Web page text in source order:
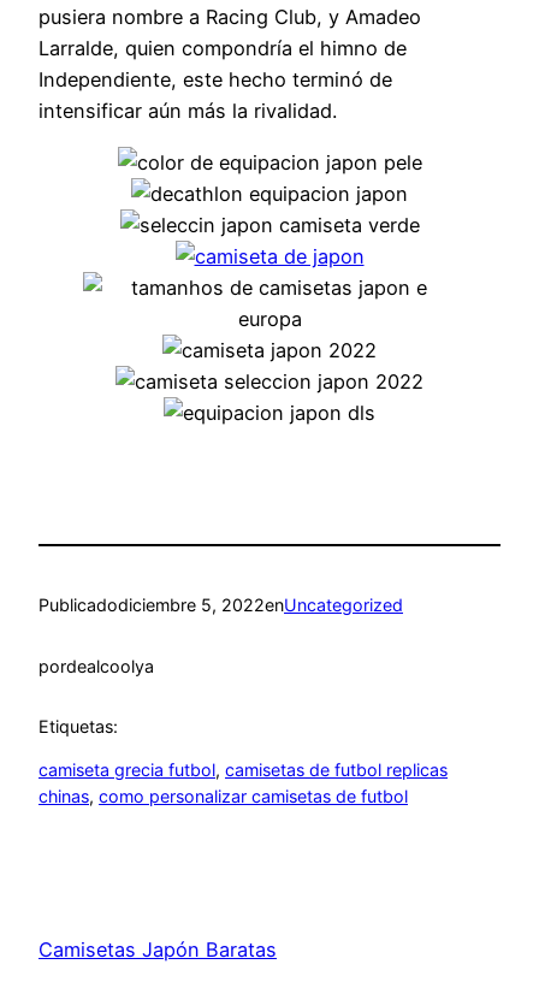
pusiera nombre a Racing Club, y Amadeo
Larralde, quien compondría el himno de
Independiente, este hecho terminó de
intensificar aún más la rivalidad.
Publicadodiciembre 5, 2022enUncategorized
pordealcoolya
Etiquetas:
camiseta grecia futbol, camisetas de futbol replicas
chinas, como personalizar camisetas de futbol
Camisetas Japón Baratas